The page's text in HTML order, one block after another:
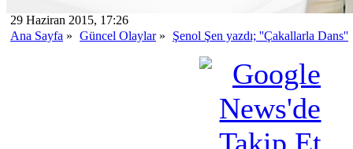
29 Haziran 2015, 17:26
Ana Sayfa » Güncel Olaylar» Şenol Şen yazdı; ''Çakallarla Dans''